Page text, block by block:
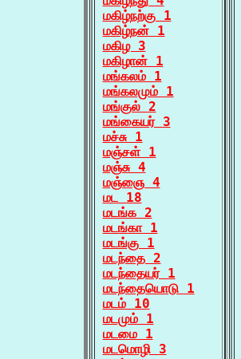
மகிழ்நற்கு 1
மகிழ்நன் 1
மகிழ 3
மகிழான் 1
மங்கலம் 1
மங்கலமும் 1
மங்குல் 2
மங்கையர் 3
மச்சு 1
மஞ்சள் 1
மஞ்சு 4
மஞ்ஞை 4
மட 18
மடங்க 2
மடங்கா 1
மடங்கு 1
மடந்தை 2
மடந்தையர் 1
மடந்தையொடு 1
மடம் 10
மடமும் 1
மடமை 1
மடமொழி 3